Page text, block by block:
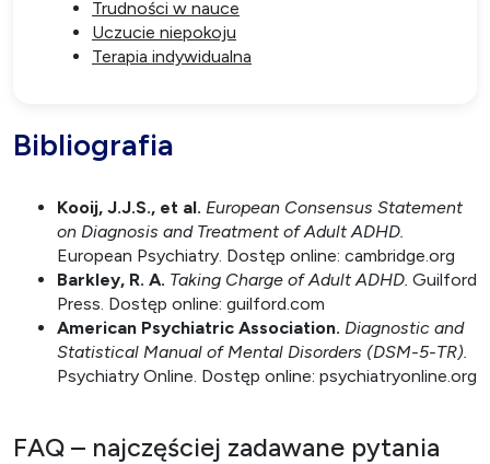
Trudności w nauce
Uczucie niepokoju
Terapia indywidualna
Bibliografia
Kooij, J.J.S., et al. European Consensus Statement
on Diagnosis and Treatment of Adult ADHD.
European Psychiatry. Dostęp online: cambridge.org
Barkley, R. A. Taking Charge of Adult ADHD. Guilford
Press. Dostęp online: guilford.com
American Psychiatric Association. Diagnostic and
Statistical Manual of Mental Disorders (DSM-5-TR).
Psychiatry Online. Dostęp online: psychiatryonline.org
FAQ – najczęściej zadawane pytania